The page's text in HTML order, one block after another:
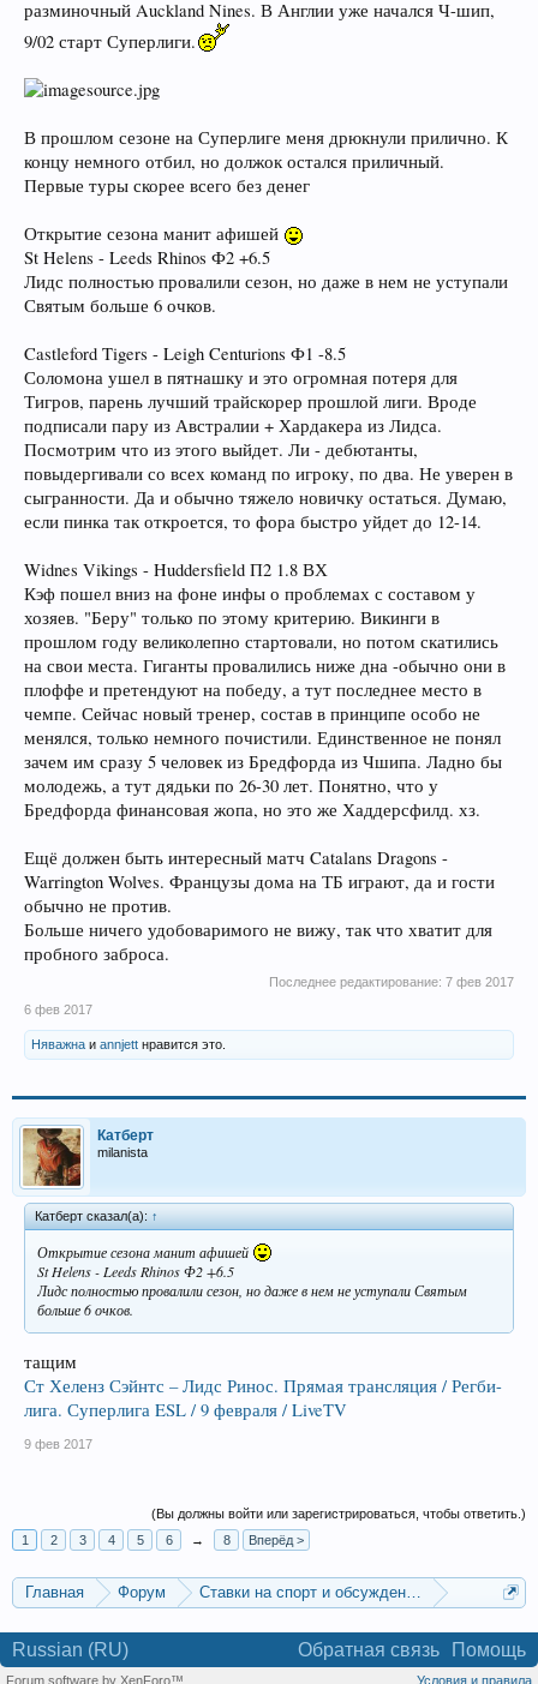
разминочный Auckland Nines. В Англии уже начался Ч-шип,
9/02 старт Суперлиги.
В прошлом сезоне на Суперлиге меня дрюкнули прилично. К
концу немного отбил, но должок остался приличный.
Первые туры скорее всего без денег
Открытие сезона манит афишей
St Helens - Leeds Rhinos Ф2 +6.5
Лидс полностью провалили сезон, но даже в нем не уступали
Святым больше 6 очков.
Castleford Tigers - Leigh Centurions Ф1 -8.5
Соломона ушел в пятнашку и это огромная потеря для
Тигров, парень лучший трайскорер прошлой лиги. Вроде
подписали пару из Австралии + Хардакера из Лидса.
Посмотрим что из этого выйдет. Ли - дебютанты,
повыдергивали со всех команд по игроку, по два. Не уверен в
сыгранности. Да и обычно тяжело новичку остаться. Думаю,
если пинка так откроется, то фора быстро уйдет до 12-14.
Widnes Vikings - Huddersfield П2 1.8 ВХ
Кэф пошел вниз на фоне инфы о проблемах с составом у
хозяев. "Беру" только по этому критерию. Викинги в
прошлом году великолепно стартовали, но потом скатились
на свои места. Гиганты провалились ниже дна -обычно они в
плоффе и претендуют на победу, а тут последнее место в
чемпе. Сейчас новый тренер, состав в принципе особо не
менялся, только немного почистили. Единственное не понял
зачем им сразу 5 человек из Бредфорда из Чшипа. Ладно бы
молодежь, а тут дядьки по 26-30 лет. Понятно, что у
Бредфорда финансовая жопа, но это же Хаддерсфилд. хз.
Ещё должен быть интересный матч Catalans Dragons -
Warrington Wolves. Французы дома на ТБ играют, да и гости
обычно не против.
Больше ничего удобоваримого не вижу, так что хватит для
пробного заброса.
Последнее редактирование: 7 фев 2017
6 фев 2017
Няважна и annjett нравится это.
Катберт
milanista
Катберт сказал(а): ↑
Открытие сезона манит афишей
St Helens - Leeds Rhinos Ф2 +6.5
Лидс полностью провалили сезон, но даже в нем не уступали Святым
больше 6 очков.
тащим
Ст Хеленз Сэйнтс – Лидс Ринос. Прямая трансляция / Регби-
лига. Суперлига ESL / 9 февраля / LiveTV
9 фев 2017
(Вы должны войти или зарегистрироваться, чтобы ответить.)
1
2 3 4 5 6 → 8 Вперёд >
Главная Форум
Ставки на спорт и обсуждение спортивных
Russian (RU) Обратная связь Помощь
Условия и правила
Forum software by XenForo™